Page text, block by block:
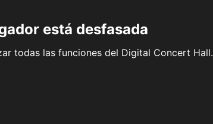
está desfasada
todas las funciones del Digital Concert Hall.